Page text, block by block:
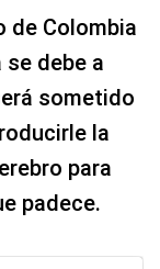
de Colombia
se debe a
sometido
la
para
padece.